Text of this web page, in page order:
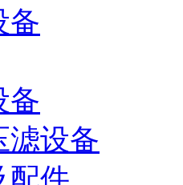
备
备
滤设备